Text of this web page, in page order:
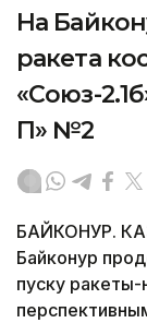
На
ракета
«Союз-
П» №2
БАЙКОНУР.
Байконур
пуску